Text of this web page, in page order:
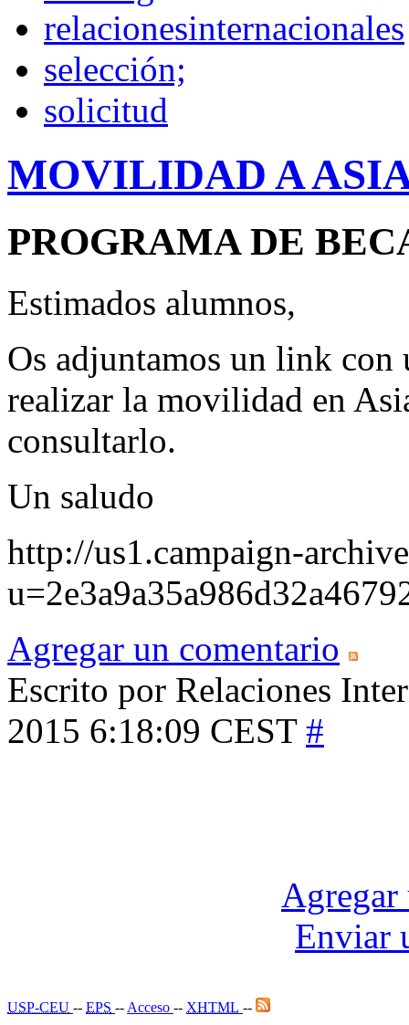
relacionesinternacionales
selección;
solicitud
MOVILIDAD A
PROGRAMA DE
Estimados alumnos,
Os adjuntamos un link con
realizar la movilidad en
consultarlo.
Un saludo
http://us1.campaign-
Agregar un comentario
Escrito por Relaciones
2015 6:18:09 CEST #
Agregar
Enviar
USP-CEU -- EPS -- Acceso -- XHTML --